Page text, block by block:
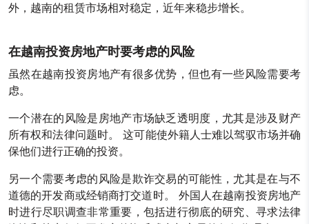
外，越南的租赁市场相对稳定，近年来稳步增长。
在越南投资房地产时要考虑的风险
虽然在越南投资房地产有很多优势，但也有一些风险需要考
虑。
一个潜在的风险是房地产市场缺乏透明度，尤其是涉及财产
所有权和法律问题时。 这可能使外籍人士难以驾驭市场并确
保他们进行正确的投资。
另一个需要考虑的风险是欺诈交易的可能性，尤其是在与不
道德的开发商或经销商打交道时。 外国人在越南投资房地产
时进行尽职调查非常重要，包括进行彻底的研究、寻求法律